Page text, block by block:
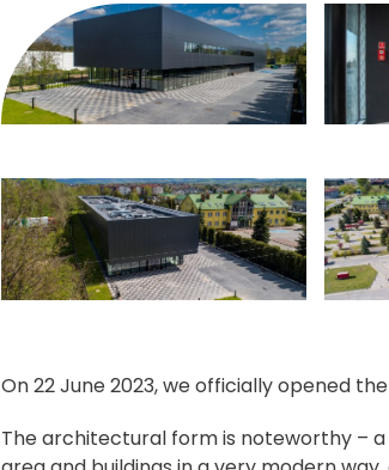
kliknięcie spowoduje powiększenie
kliknięcie spowoduje powiększenie
On 22 June 2023, we officially opened
The architectural form is noteworthy –